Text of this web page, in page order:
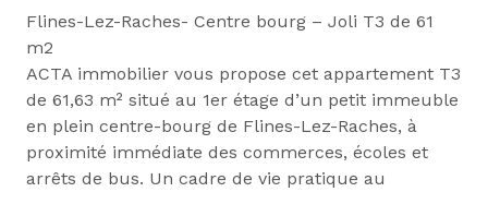
Flines-Lez-Raches- Centre bourg – Joli T3 de 61
m2
ACTA immobilier vous propose cet appartement T3
de 61,63 m² situé au 1er étage d’un petit immeuble
en plein centre-bourg de Flines-Lez-Raches, à
proximité immédiate des commerces, écoles et
arrêts de bus. Un cadre de vie pratique au